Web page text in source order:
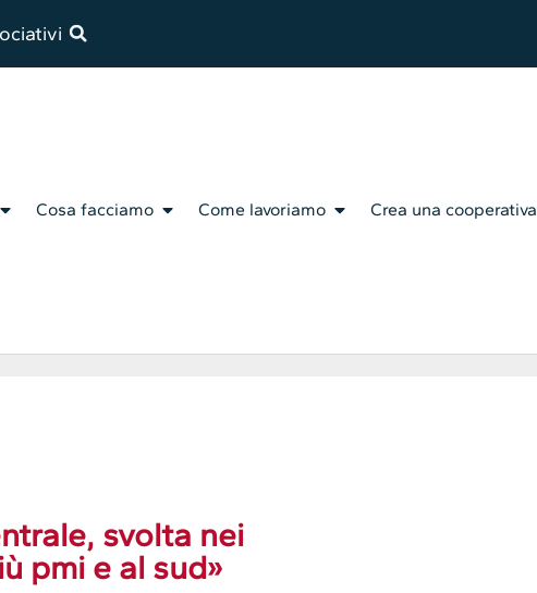
Cosa facciamo Come lavoriamo Crea una cooperativa
svolta nei
pmi e al sud»